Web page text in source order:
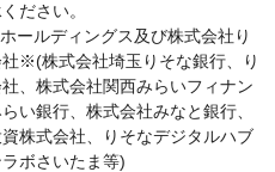
ださい。
※(株式会社埼玉りそな銀行、り
、株式会社関西みらいフィナン
い銀行、株式会社みなと銀行、
株式会社、りそなデジタルハブ
ボさいたま等)